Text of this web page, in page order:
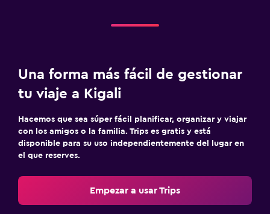
Cámaras CCTV en zonas comunes
Mosquitera
Botiquín de primeros auxilios
Sistema de entretenimiento
TV de pantalla plana
TV por cable o vía satélite
Una forma más fácil de gestionar
tu viaje a Kigali
Hacemos que sea súper fácil planificar, organizar y viajar
con los amigos o la familia. Trips es gratis y está
disponible para su uso independientemente del lugar en
el que reserves.
Empezar a usar Trips